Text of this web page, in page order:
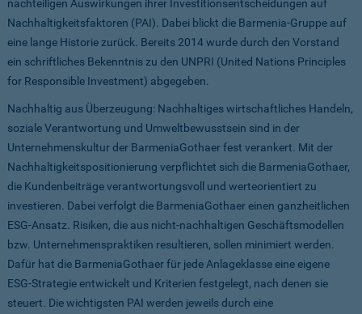
nachteiligen Auswirkungen ihrer Investitionsentscheidungen auf
Nachhaltigkeitsfaktoren (PAI). Dabei blickt die Barmenia-Gruppe auf
eine lange Historie zurück. Bereits 2014 wurde durch den Vorstand
ein schriftliches Bekenntnis zu den UNPRI (United Nations Principles
for Responsible Investment) abgegeben.
Nachhaltig aus Überzeugung: Nachhaltiges wirtschaftliches Handeln,
soziale Verantwortung und Umweltbewusstsein sind in der
Unternehmenskultur der BarmeniaGothaer fest verankert. Mit der
Nachhaltigkeitspositionierung verpflichtet sich die BarmeniaGothaer,
die Kundenbeiträge verantwortungsvoll und werteorientiert zu
investieren. Dabei verfolgt die BarmeniaGothaer einen ganzheitlichen
ESG-Ansatz. Risiken, die aus nicht-nachhaltigen Geschäftsmodellen
bzw. Unternehmenspraktiken resultieren, sollen minimiert werden.
Dafür hat die BarmeniaGothaer für jede Anlageklasse eine eigene
ESG-Strategie entwickelt und Kriterien festgelegt, nach denen sie
steuert. Die wichtigsten PAI werden jeweils durch eine